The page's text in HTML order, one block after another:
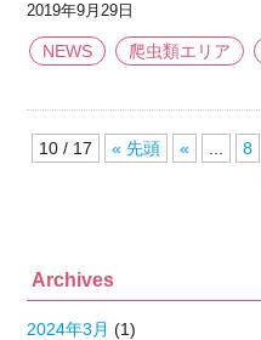
2019年9月29日
NEWS 爬虫類エリア
10 / 17 « 先頭 « 8
Archives
2024年3月 (1)